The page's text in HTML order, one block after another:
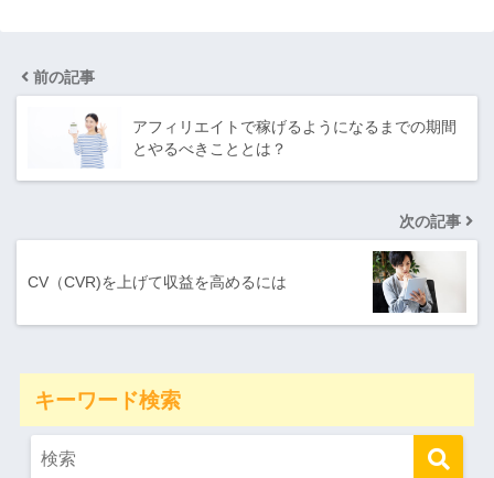
前の記事
アフィリエイトで稼げるようになるまでの期間
とやるべきこととは？
次の記事
CV（CVR)を上げて収益を高めるには
キーワード検索